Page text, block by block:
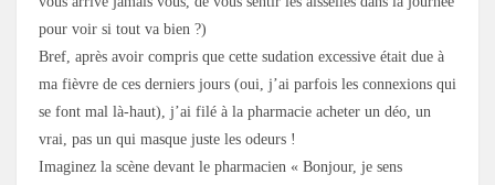
pour voir si tout va bien ?)
Bref, après avoir compris que cette sudation excessive était due à
ma fièvre de ces derniers jours (oui, j’ai parfois les connexions qui
se font mal là-haut), j’ai filé à la pharmacie acheter un déo, un
vrai, pas un qui masque juste les odeurs !
Imaginez la scène devant le pharmacien « Bonjour, je sens